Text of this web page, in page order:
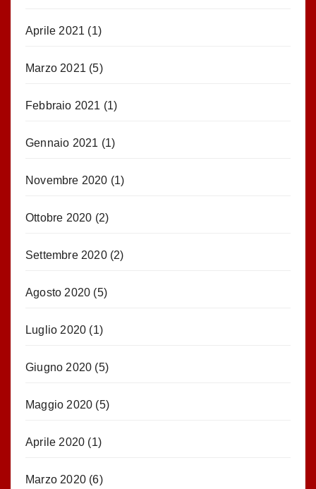
Aprile 2021 (1)
Marzo 2021 (5)
Febbraio 2021 (1)
Gennaio 2021 (1)
Novembre 2020 (1)
Ottobre 2020 (2)
Settembre 2020(2)
Agosto 2020 (5)
Luglio 2020 (1)
Giugno 2020 (5)
Maggio 2020 (5)
Aprile 2020 (1)
Marzo 2020 (6)